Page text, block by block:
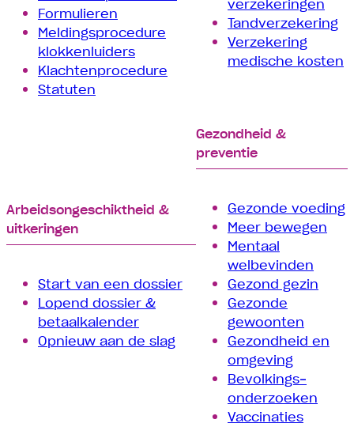
Formulieren
Meldingsprocedure
klokkenluiders
Klachtenprocedure
Statuten
Tand­verzekering
Verzekering
medische kosten
Arbeids­­ongeschiktheid &
uitkeringen
Start van een dossier
Lopend dossier &
betaalkalender
Opnieuw aan de slag
Gezondheid &
preventie
Gezonde voeding
Meer bewegen
Mentaal
welbevinden
Gezond gezin
Gezonde
gewoonten
Gezondheid en
omgeving
Bevolkings­
onderzoeken
Vaccinaties